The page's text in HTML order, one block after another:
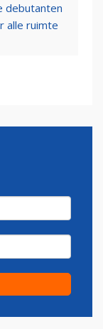
debutanten
alle ruimte